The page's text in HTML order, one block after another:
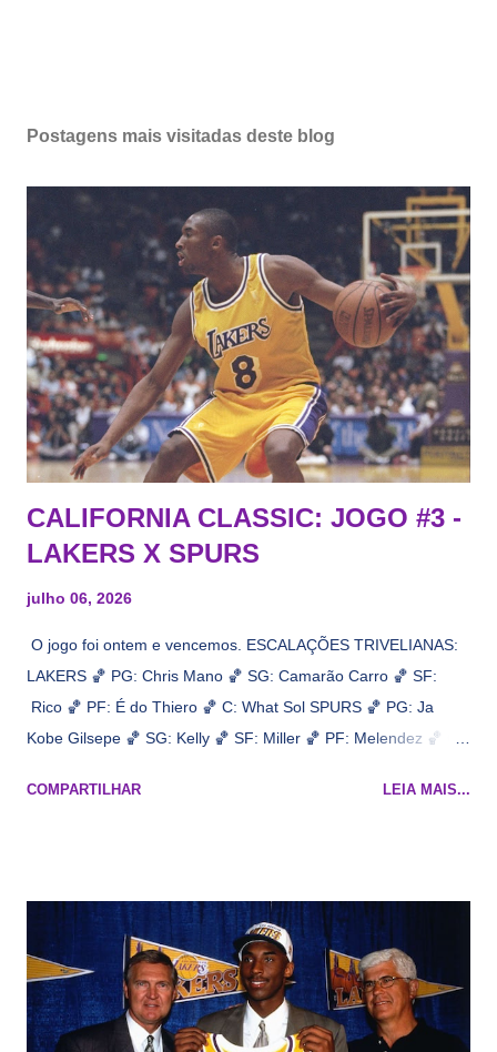
Postagens mais visitadas deste blog
CALIFORNIA CLASSIC: JOGO #3 -
LAKERS X SPURS
julho 06, 2026
O jogo foi ontem e vencemos. ESCALAÇÕES TRIVELIANAS:
LAKERS 🏀 PG: Chris Mano 🏀 SG: Camarão Carro 🏀 SF:
Rico 🏀 PF: É do Thiero 🏀 C: What Sol SPURS 🏀 PG: Ja
Kobe Gilsepe 🏀 SG: Kelly 🏀 SF: Miller 🏀 PF: Melendez 🏀 C:
Na quadra Transmissão: NBA League Pass
COMPARTILHAR LEIA MAIS...